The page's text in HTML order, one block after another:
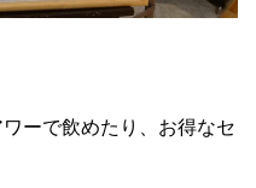
ーで飲めたり、お得なセ